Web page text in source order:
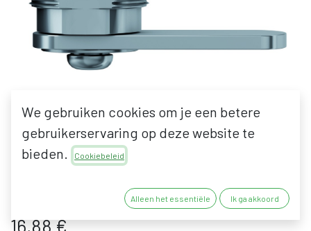
BASI HS 310/311
SCHROEFCILINDER
16,88€
We gebruiken cookies om je een betere
gebruikerservaring op deze website te
bieden.
Cookiebeleid
Alleen het essentiële Ik ga akkoord